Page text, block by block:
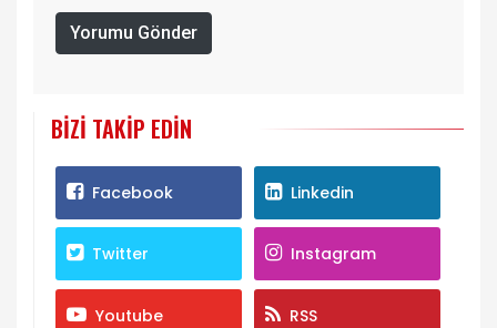
Yorumu Gönder
BIZI TAKIP EDIN
Facebook Linkedin
Twitter Instagram
Youtube RSS